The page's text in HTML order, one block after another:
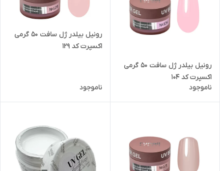
رونیل بیلدر ژل سافت 50 گرمی
اکسپرت کد 104
ناموجود
رونیل بیلدر ژل سافت 50 گرمی
اکسپرت کد 129
ناموجود